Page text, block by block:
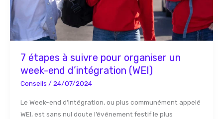
7 étapes à suivre pour organiser un
week-end d’intégration (WEI)
Conseils / 24/07/2024
Le Week-end d’Intégration, ou plus communément appelé
WEI, est sans nul doute l’événement festif le plus
d’intégration
(WEI)